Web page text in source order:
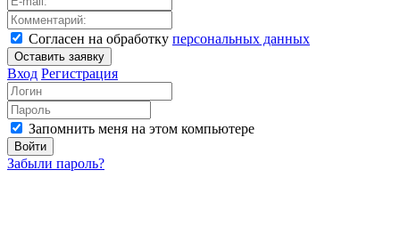
Согласен на обработку персональных данных
Оставить заявку
Вход Регистрация
Запомнить меня на этом компьютере
Войти
Забыли пароль?